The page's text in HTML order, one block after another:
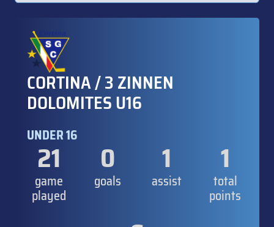
CORTINA / 3 ZINNEN
DOLOMITES U16
UNDER 16
21
game
played
0
goals
1
assist
1
total
points